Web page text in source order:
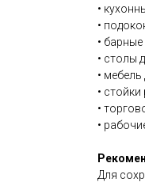
•
•
•
• столы
•
•
•
•
Для